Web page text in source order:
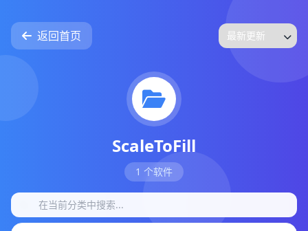
返回首页
ScaleToFill
1 个软件